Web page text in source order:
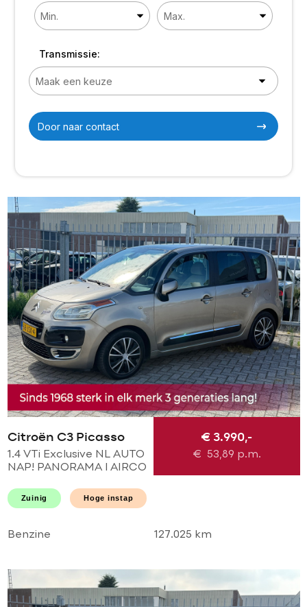
Transmissie:
Door naar contact
Citroën C3 Picasso
1.4 VTi Exclusive NL AUTO
NAP! PANORAMA l AIRCO
HOGE INSTAP l GOED
ONDERHOUDEN!
€ 3.990,-
€ 53,89 p.m.
Zuinig Hoge instap
Benzine 127.025 km